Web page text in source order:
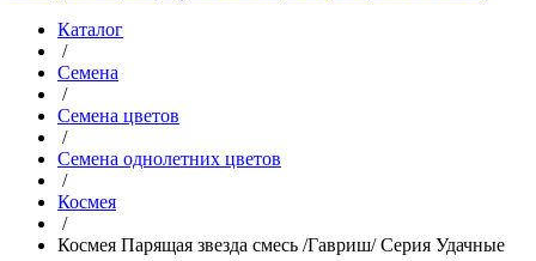
Каталог
/
Семена
/
Семена цветов
/
Семена однолетних цветов
/
Космея
/
Космея Парящая звезда смесь /Гавриш/ Серия Удачные